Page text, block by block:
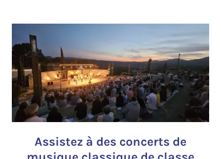
Assistez à des concerts de